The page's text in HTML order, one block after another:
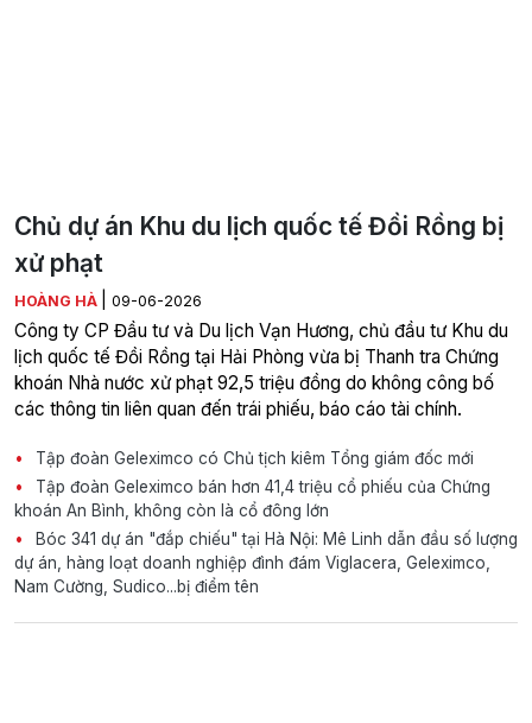
Chủ dự án Khu du lịch quốc tế Đồi Rồng bị
xử phạt
HOÀNG HÀ 09-06-2026
Công ty CP Đầu tư và Du lịch Vạn Hương, chủ đầu tư Khu du
lịch quốc tế Đồi Rồng tại Hải Phòng vừa bị Thanh tra Chứng
khoán Nhà nước xử phạt 92,5 triệu đồng do không công bố
các thông tin liên quan đến trái phiếu, báo cáo tài chính.
Tập đoàn Geleximco có Chủ tịch kiêm Tổng giám đốc mới
Tập đoàn Geleximco bán hơn 41,4 triệu cổ phiếu của Chứng
khoán An Bình, không còn là cổ đông lớn
Bóc 341 dự án "đắp chiếu" tại Hà Nội: Mê Linh dẫn đầu số lượng
dự án, hàng loạt doanh nghiệp đình đám Viglacera, Geleximco,
Nam Cường, Sudico...bị điểm tên